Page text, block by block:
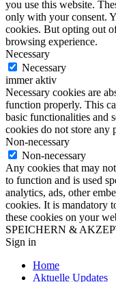
you use this website.
only with your consent.
cookies. But opting out
browsing experience.
Necessary
Necessary
immer aktiv
Necessary cookies are
function properly. This
basic functionalities and
cookies do not store any
Non-necessary
Non-necessary
Any cookies that may
to function and is used
analytics, ads, other
cookies. It is mandatory
these cookies on your
SPEICHERN &
Sign in
Home
Aktuelle Updates